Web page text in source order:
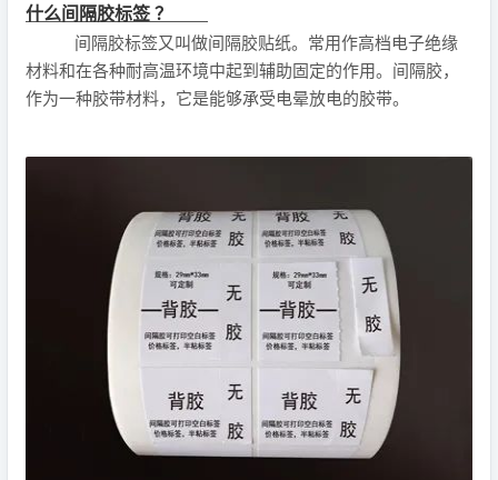
什么间隔胶标签 ？
间隔胶标签又叫做间隔胶贴纸。常用作高档电子绝缘
材料和在各种耐高温环境中起到辅助固定的作用。间隔胶，
作为一种胶带材料，它是能够承受电晕放电的胶带。